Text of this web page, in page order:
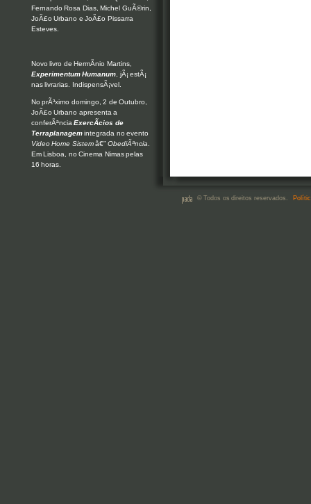
Fernando Rosa Dias, Michel GuÃ©rin,
JoÃ£o Urbano e JoÃ£o Pissarra
Esteves.
Novo livro de HermÃ­nio Martins,
Experimentum Humanum , jÃ¡ estÃ¡
nas livrarias. IndispensÃ¡vel.
No prÃ³ximo domingo, 2 de Outubro,
JoÃ£o Urbano apresenta a
conferÃªnciaExercÃ­cios de
Terraplanagemintegrada no evento
Video Home Sistemâ€” ObediÃªncia
Em Lisboa, no Cinema Nimas pelas
16 horas.
© Todos os direitos reservados.